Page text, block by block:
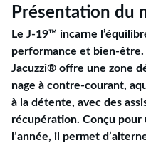
Présentation du
Le J-19™ incarne
performance et bien-être.
Jacuzzi® offre une zone
nage à contre-courant,
à la détente, avec des
récupération. Conçu
l’année, il permet